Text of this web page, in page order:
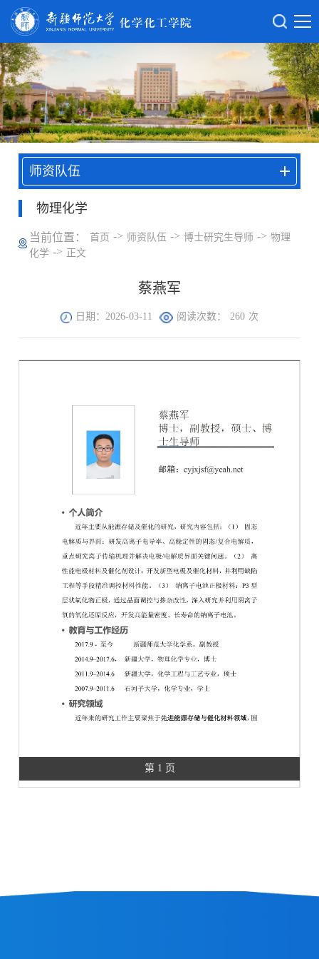
师资队伍
物理化学
当前位置： 首页 -> 师资队伍 -> 博士研究生导师 -> 物理
化学 -> 正文
蔡燕军
日期：2026-03-11 阅读次数： 260 次
第 1 页